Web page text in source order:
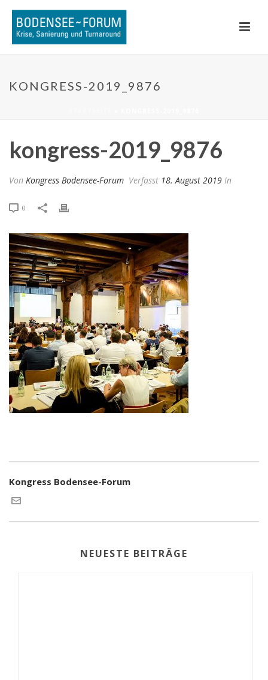
KONGRESS-2019_9876
kongress-2019_9876
Von Kongress Bodensee-Forum Verfasst 18. August 2019 In
0
Kongress Bodensee-Forum
NEUESTE BEITRÄGE